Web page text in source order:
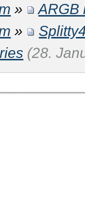
»
ARGB
»
(28.